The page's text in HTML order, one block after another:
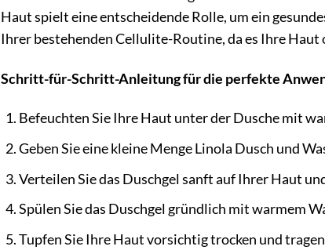
Haut spielt eine entscheidende Rolle, um ein
Ihrer bestehenden Cellulite-Routine, da es Ihre
Schritt-für-Schritt-Anleitung für die perfekte
Befeuchten Sie Ihre Haut unter der Dusche mit
Geben Sie eine kleine Menge Linola Dusch und
Verteilen Sie das Duschgel sanft auf Ihrer Haut
Spülen Sie das Duschgel gründlich mit warmem
Tupfen Sie Ihre Haut vorsichtig trocken und